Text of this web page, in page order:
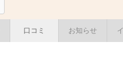
口コミ お知らせ